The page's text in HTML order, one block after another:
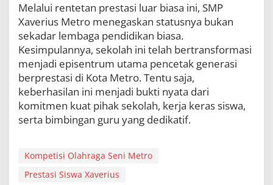
Melalui rentetan prestasi luar biasa ini, SMP
Xaverius Metro menegaskan statusnya bukan
sekadar lembaga pendidikan biasa.
Kesimpulannya, sekolah ini telah bertransformasi
menjadi episentrum utama pencetak generasi
berprestasi di Kota Metro. Tentu saja,
keberhasilan ini menjadi bukti nyata dari
komitmen kuat pihak sekolah, kerja keras siswa,
serta bimbingan guru yang dedikatif.
Kompetisi Olahraga Seni Metro
Prestasi Siswa Xaverius